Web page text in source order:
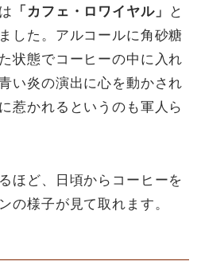
「カフェ・ロワイヤル」
と
した。アルコールに角砂糖
状態でコーヒーの中に入れ
い炎の演出に心を動かされ
惹かれるというのも軍人ら
ほど、日頃からコーヒーを
の様子が見て取れます。